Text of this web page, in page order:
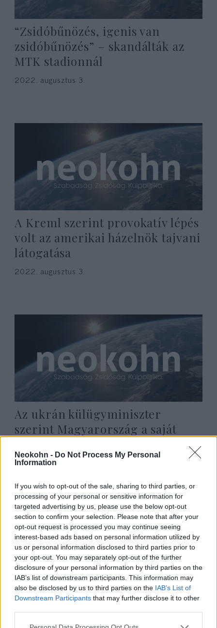
Neokohn - Do Not Process My Personal
Information
If you wish to opt-out of the sale, sharing to third parties, or
processing of your personal or sensitive information for
targeted advertising by us, please use the below opt-out
section to confirm your selection. Please note that after your
opt-out request is processed you may continue seeing
interest-based ads based on personal information utilized by
us or personal information disclosed to third parties prior to
your opt-out. You may separately opt-out of the further
disclosure of your personal information by third parties on the
IAB’s list of downstream participants. This information may
also be disclosed by us to third parties on the IAB’s List of
Downstream Participants that may further disclose it to other
Please note that this website/app uses one or more Google
“Zsidóbűnözés, igenis van
zsidóbűnözés” – skandálták az
MTK stadionnál
2022. augusztus 3.
A Kreml szerint provokatív lépés
volt az amerikai házelnök tajvani
látogatása
2022. augusztus 3.
Az ukrán külügyminiszter
szerint Magyarország a saját
2022. augusztus 3.
A Chábád beperli Oroszországot
2022. augusztus 3.